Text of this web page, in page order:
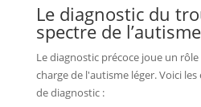
Le diagnostic du
spectre de
Le diagnostic précoce joue un
charge de l'autisme léger. Voici
de diagnostic :